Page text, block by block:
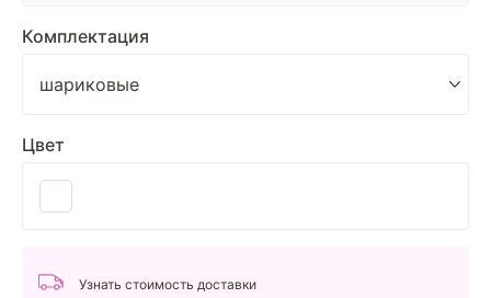
Комплектация
Цвет
Узнать стоимость доставки